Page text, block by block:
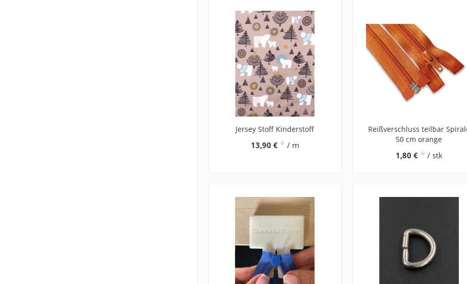
Jersey Stoff Kinderstoff
13,90 € * / m
Reißverschluss teilbar
50 cm orange
1,80 € * / stk